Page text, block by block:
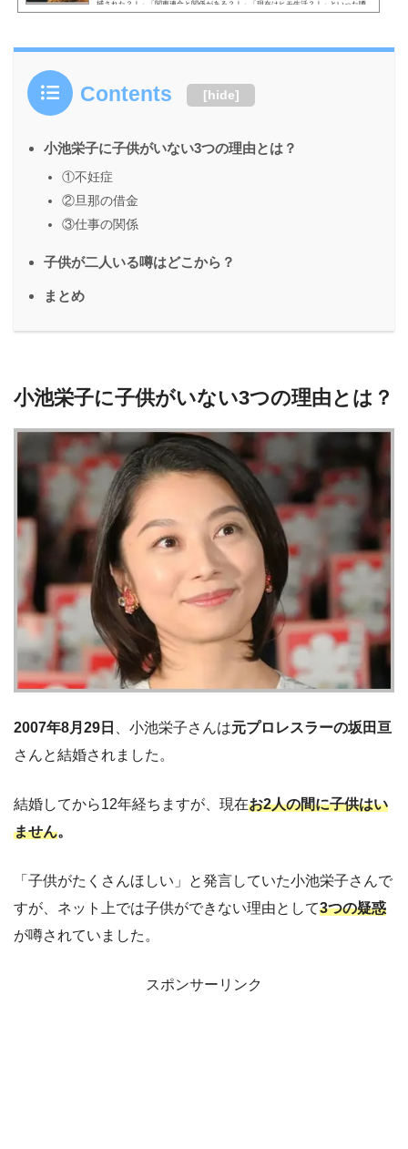
捕された？！」「関東連合と関係がある？！」「現在はヒモ生活？！」といった噂
す。 こちらも読まれています。坂田亘のプロフィ...
Contents [hide]
小池栄子に子供がいない3つの理由とは？
①不妊症
②旦那の借金
③仕事の関係
子供が二人いる噂はどこから？
まとめ
小池栄子に子供がいない3つの理由とは？
2007年8月29日 、小池栄子さんは元プロレスラーの坂田亘
さんと結婚されました。
結婚してから12年経ちますが、現在お2人の間に子供はい
ません。
「子供がたくさんほしい」と発言していた小池栄子さんで
すが、ネット上では子供ができない理由として3つの疑惑
が噂されていました。
スポンサーリンク